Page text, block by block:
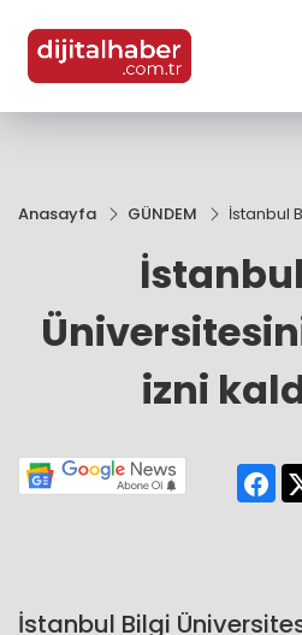
Anasayfa GÜNDEM
İstanbul
faaliyet
kaldırıldı
izni
İstanbul Bilgi